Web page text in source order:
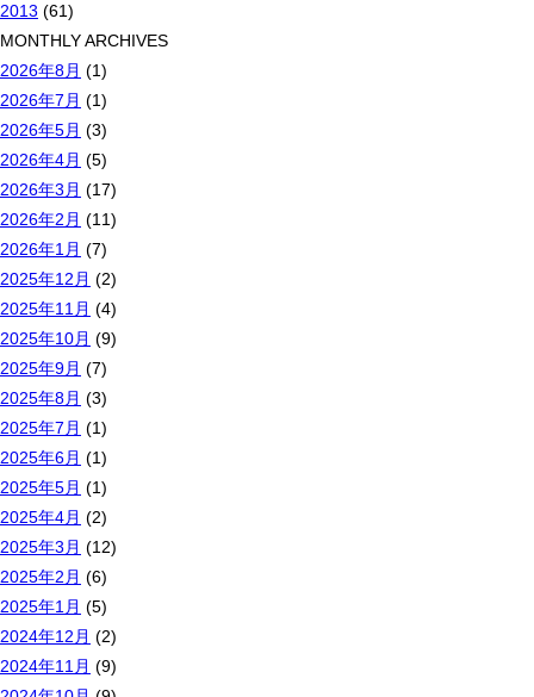
2013 (61)
MONTHLY ARCHIVES
2026年8月 (1)
2026年7月 (1)
2026年5月 (3)
2026年4月 (5)
2026年3月 (17)
2026年2月 (11)
2026年1月 (7)
2025年12月 (2)
2025年11月 (4)
2025年10月 (9)
2025年9月 (7)
2025年8月 (3)
2025年7月 (1)
2025年6月 (1)
2025年5月 (1)
2025年4月 (2)
2025年3月 (12)
2025年2月 (6)
2025年1月 (5)
2024年12月 (2)
2024年11月 (9)